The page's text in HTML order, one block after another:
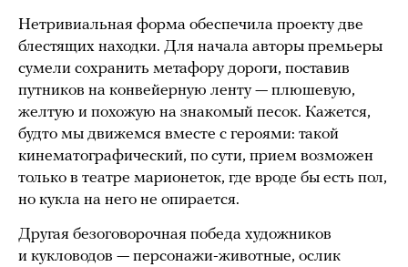
Нетривиальная форма обеспечила проекту две
блестящих находки. Для начала авторы премьеры
сумели сохранить метафору дороги, поставив
путников на конвейерную ленту — плюшевую,
желтую и похожую на знакомый песок. Кажется,
будто мы движемся вместе с героями: такой
кинематографический, по сути, прием возможен
только в театре марионеток, где вроде бы есть пол,
но кукла на него не опирается.
Другая безоговорочная победа художников
и кукловодов — персонажи-животные, ослик